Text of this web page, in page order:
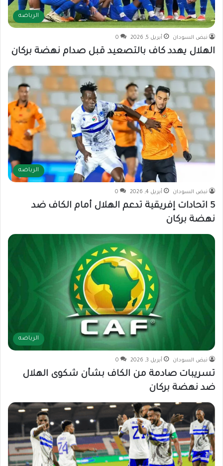
الرياضه
نبض السودان أبريل 5, 2026 0
الهلال يهدد كاف بالتصعيد قبل صدام نهضة بركان
الرياضه
نبض السودان أبريل 4, 2026 0
5 اتحادات إفريقية تدعم الهلال أمام الكاف ضد
نهضة بركان
الرياضه
نبض السودان أبريل 3, 2026 0
تسريبات صادمة من الكاف بشأن شكوى الهلال
ضد نهضة بركان